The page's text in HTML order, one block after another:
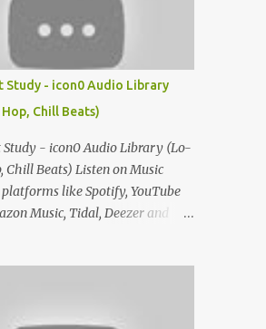
Study - icon0 Audio Library
Chill Beats)
Study - icon0 Audio Library (Lo-
Chill Beats) Listen on Music
like Spotify, YouTube
Music, Tidal, Deezer and